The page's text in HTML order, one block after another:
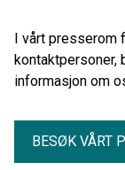
I vårt presserom
kontaktpersoner,
informasjon om
BESØK VÅRT